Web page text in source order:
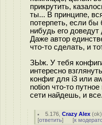
прикрутить,
ты... В принципе,
потерпеть, если бы
нибудь его
Даже автор
что-то сделать, и
ЗЫж. У тебя
интересно
конфиг для i3 или
notion что-то
сети найдешь, и все.
5.176 ,Crazy Alex (ok
[ответить] [к